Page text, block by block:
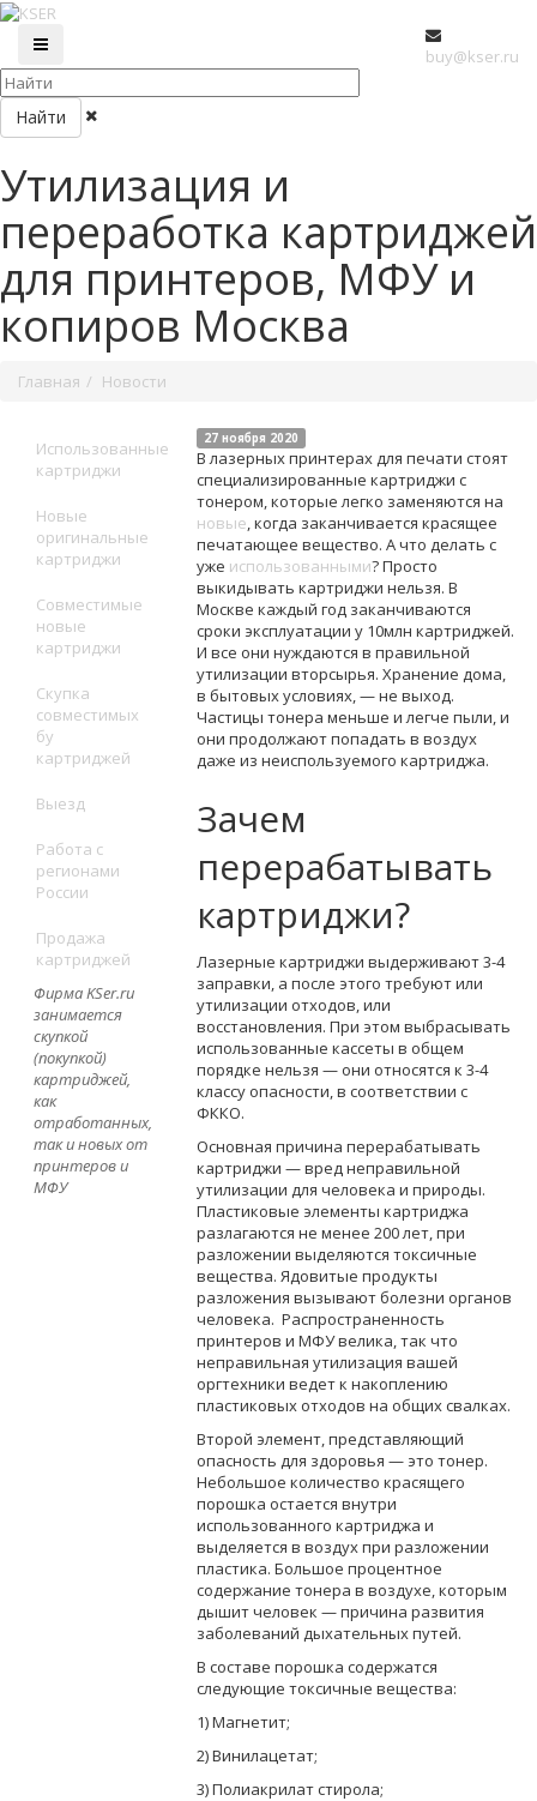
buy@kser.ru
Найти
Утилизация и
переработка картриджей
для принтеров, МФУ и
копиров Москва
Главная Новости
Использованные
картриджи
Новые
оригинальные
картриджи
Совместимые
новые
картриджи
Скупка
совместимых
бу
картриджей
Выезд
Работа с
регионами
России
Продажа
картриджей
Фирма KSer.ru
занимается
скупкой
(покупкой)
картриджей,
как
отработанных,
так и новых от
принтеров и
МФУ
27 ноября 2020
В лазерных принтерах для печати стоят
специализированные картриджи с
тонером, которые легко заменяются на
новые , когда заканчивается красящее
печатающее вещество. А что делать с
уже использованными? Просто
выкидывать картриджи нельзя. В
Москве каждый год заканчиваются
сроки эксплуатации у 10млн картриджей.
И все они нуждаются в правильной
утилизации вторсырья. Хранение дома,
в бытовых условиях, — не выход.
Частицы тонера меньше и легче пыли, и
они продолжают попадать в воздух
даже из неиспользуемого картриджа.
Зачем
перерабатывать
картриджи?
Лазерные картриджи выдерживают 3-4
заправки, а после этого требуют или
утилизации отходов, или
восстановления. При этом выбрасывать
использованные кассеты в общем
порядке нельзя — они относятся к 3-4
классу опасности, в соответствии с
ФККО.
Основная причина перерабатывать
картриджи — вред неправильной
утилизации для человека и природы.
Пластиковые элементы картриджа
разлагаются не менее 200 лет, при
разложении выделяются токсичные
вещества. Ядовитые продукты
разложения вызывают болезни органов
человека. Распространенность
принтеров и МФУ велика, так что
неправильная утилизация вашей
оргтехники ведет к накоплению
пластиковых отходов на общих свалках.
Второй элемент, представляющий
опасность для здоровья — это тонер.
Небольшое количество красящего
порошка остается внутри
использованного картриджа и
выделяется в воздух при разложении
пластика. Большое процентное
содержание тонера в воздухе, которым
дышит человек — причина развития
заболеваний дыхательных путей.
В составе порошка содержатся
следующие токсичные вещества:
1) Магнетит;
2) Винилацетат;
3) Полиакрилат стирола;